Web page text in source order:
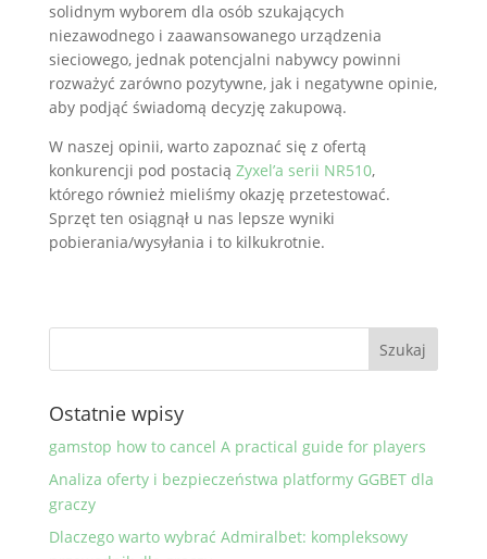
solidnym wyborem dla osób szukających
niezawodnego i zaawansowanego urządzenia
sieciowego, jednak potencjalni nabywcy powinni
rozważyć zarówno pozytywne, jak i negatywne opinie,
aby podjąć świadomą decyzję zakupową.
W naszej opinii, warto zapoznać się z ofertą
konkurencji pod postacią Zyxel’a serii NR510,
którego również mieliśmy okazję przetestować.
Sprzęt ten osiągnął u nas lepsze wyniki
pobierania/wysyłania i to kilkukrotnie.
Ostatnie wpisy
gamstop how to cancel A practical guide for players
Analiza oferty i bezpieczeństwa platformy GGBET dla
graczy
Dlaczego warto wybrać Admiralbet: kompleksowy